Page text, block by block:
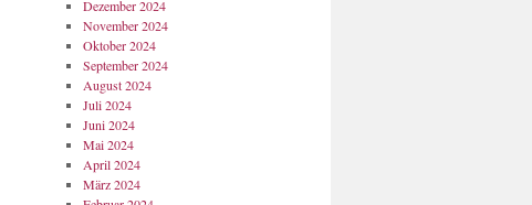
Dezember 2024
November 2024
Oktober 2024
September 2024
August 2024
Juli 2024
Juni 2024
Mai 2024
April 2024
März 2024